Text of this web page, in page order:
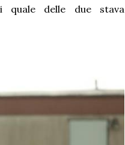
quale delle due stava